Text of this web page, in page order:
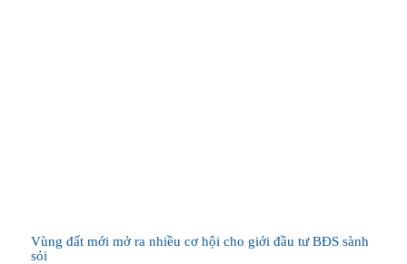
Vùng đất mới mở ra nhiều cơ hội cho giới đầu tư BĐS sành
sỏi